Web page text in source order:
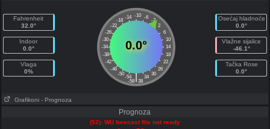
Fahrenheit
32.0°
Indoor
0.0°
Vlaga
0%
-10
-14 -6
-18
-2
-22
2
-26
6
-30
10
-34
14
-38
18
-42
22
-46
26
-50
30
-54 34
|
-58 38
0.0°
Osećaj hladnoće
0.0°
Vlažne sijalice
-46.1°
Tačka Rose
0.0°
Grafikoni - Prognoza
Prognoza
(52): WU forecast file not ready